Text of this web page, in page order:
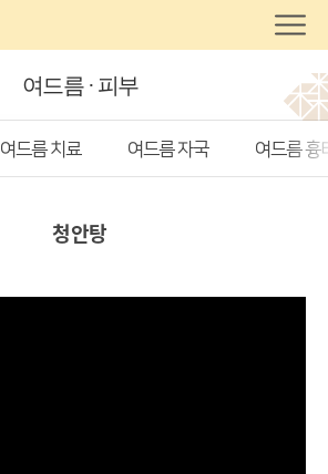
여드름 · 피부
여드름 치료 여드름 자국 여드름 흉
청안탕